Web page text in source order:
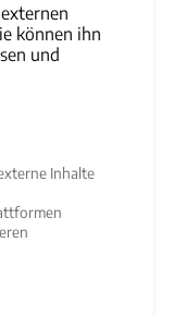
können ihn
und
Inhalte